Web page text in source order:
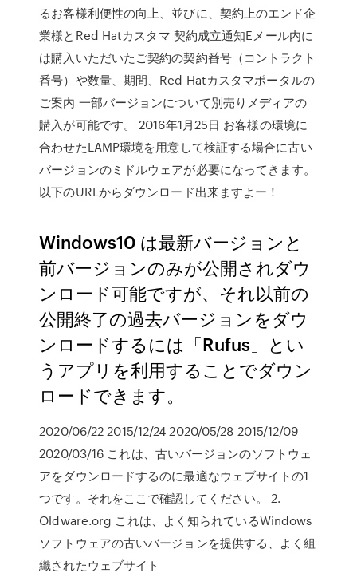
るお客様利便性の向上、並びに、契約上のエンド企
業様とRed Hatカスタマ 契約成立通知Eメール内に
は購入いただいたご契約の契約番号（コントラクト
番号）や数量、期間、Red Hatカスタマポータルの
ご案内 一部バージョンについて別売りメディアの
購入が可能です。 2016年1月25日 お客様の環境に
合わせたLAMP環境を用意して検証する場合に古い
バージョンのミドルウェアが必要になってきます。
以下のURLからダウンロード出来ますよー！
Windows10 は最新バージョンと
前バージョンのみが公開されダウ
ンロード可能ですが、それ以前の
公開終了の過去バージョンをダウ
ンロードするには「Rufus」とい
うアプリを利用することでダウン
ロードできます。
2020/06/22 2015/12/24 2020/05/28 2015/12/09
2020/03/16 これは、古いバージョンのソフトウェ
アをダウンロードするのに最適なウェブサイトの1
つです。それをここで確認してください。 2.
Oldware.org これは、よく知られているWindows
ソフトウェアの古いバージョンを提供する、よく組
織されたウェブサイト